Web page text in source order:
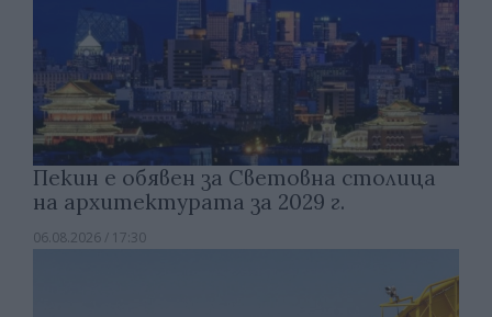
Пекин е обявен за Световна столица
на архитектурата за 2029 г.
06.08.2026 / 17:30